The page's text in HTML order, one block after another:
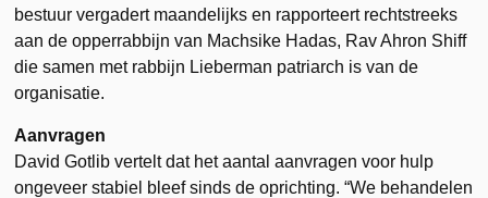
bestuur vergadert maandelijks en rapporteert rechtstreeks
aan de opperrabbijn van Machsike Hadas, Rav Ahron Shiff
die samen met rabbijn Lieberman patriarch is van de
organisatie.
Aanvragen
David Gotlib vertelt dat het aantal aanvragen voor hulp
ongeveer stabiel bleef sinds de oprichting. “We behandelen